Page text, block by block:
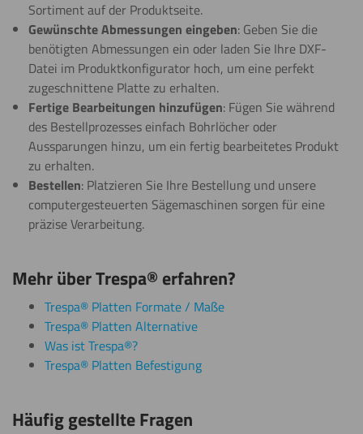
Beschriften
Beschichten
Biegen
(kalt)
(warm)
Lasern
Polieren
Sortiment auf der Produktseite.
Gewünschte Abmessungen eingeben: Geben Sie die
benötigten Abmessungen ein oder laden Sie Ihre DXF-
Datei im Produktkonfigurator hoch, um eine perfekt
zugeschnittene Platte zu erhalten.
Fertige Bearbeitungen hinzufügen: Fügen Sie während
des Bestellprozesses einfach Bohrlöcher oder
Aussparungen hinzu, um ein fertig bearbeitetes Produkt
zu erhalten.
Bestellen: Platzieren Sie Ihre Bestellung und unsere
computergesteuerten Sägemaschinen sorgen für eine
präzise Verarbeitung.
Mehr über Trespa® erfahren?
Trespa® Platten Formate / Maße
Trespa® Platten Alternative
Was ist Trespa®?
Trespa® Platten Befestigung
Häufig gestellte Fragen